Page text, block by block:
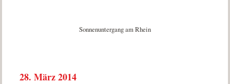
Sonnenuntergang am Rhein
28. März 2014